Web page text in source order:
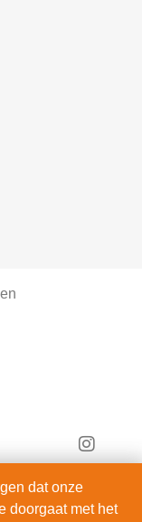
van
dat onze
doorgaat met het